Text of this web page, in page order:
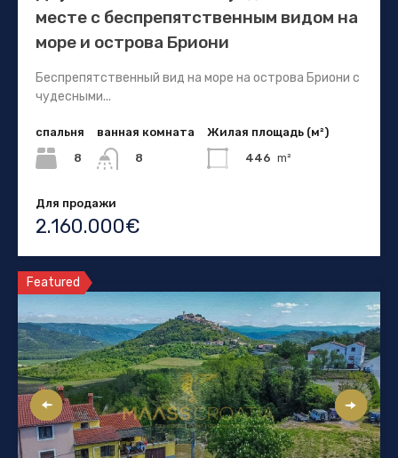
месте с беспрепятственным видом на
море и острова Бриони
Беспрепятственный вид на море на острова Бриони с
чудесными...
спальня
8
ванная комната
8
Жилая площадь (м²)
446 m²
Для продажи
2.160.000€
Featured